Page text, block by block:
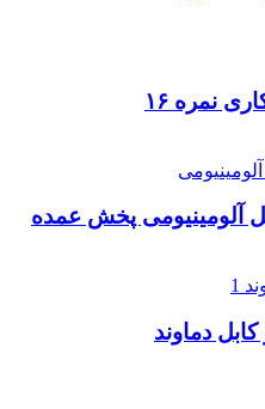
نمره ۱۶
آلومینیومی پخش عمده
دماوند